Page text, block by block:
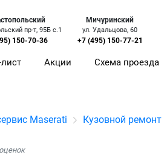
пр-т, 95Б с.1
150-70-36
Мичуринский
ул. Удальцова, 60
+7 (495) 150-77-21
Акции Схема проезда
Maserati Кузовной ремонт
оценок